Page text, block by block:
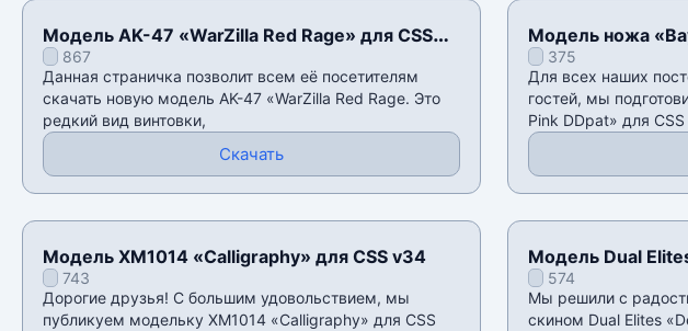
Модель AK-47 «WarZilla Red Rage» для CSS
v34867
Данная страничка позволит всем еë посетителям
скачать новую модель AK-47 «WarZilla Red Rage. Это
редкий вид винтовки,
Скачать
Модель ножа
v34375
Для всех наших
гостей, мы
Pink DDpat» для
Модель XM1014 «Calligraphy» для CSS v34
743
Дорогие друзья! С большим удовольствием, мы
публикуем модельку XM1014 «Calligraphy» для CSS
Модель Dual
574
Мы решили с
скином Dual Elites